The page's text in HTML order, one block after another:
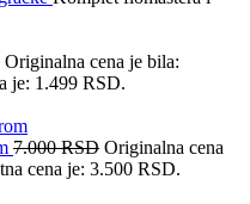
Originalna cena je bila:
je: 1.499 RSD.
7.000RSD Originalna cena
cena je: 3.500 RSD.